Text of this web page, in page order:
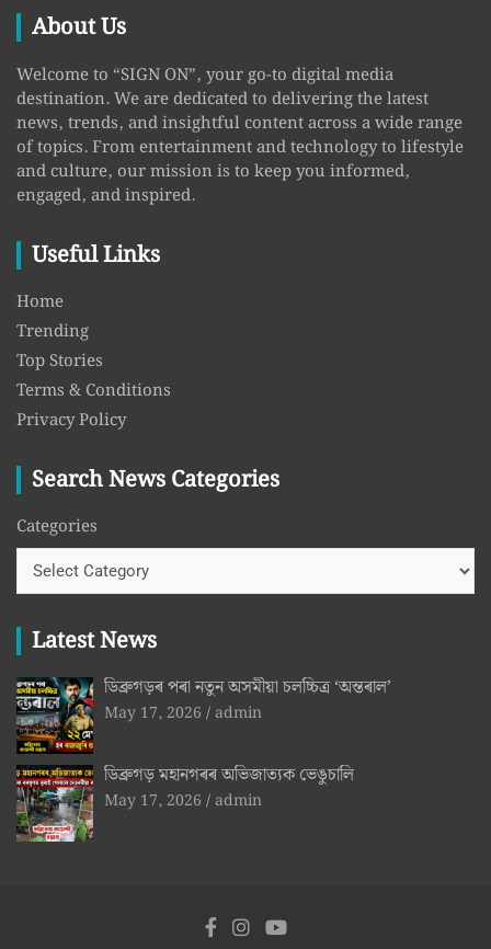
About Us
Welcome to “SIGN ON”, your go-to digital media
destination. We are dedicated to delivering the latest
news, trends, and insightful content across a wide range
of topics. From entertainment and technology to lifestyle
and culture, our mission is to keep you informed,
engaged, and inspired.
Useful Links
Home
Trending
Top Stories
Terms & Conditions
Privacy Policy
Search News Categories
Categories
Latest News
ডিব্ৰুগড়ৰ পৰা নতুন অসমীয়া চলচ্চিত্ৰ ‘অন্তৰাল’
May 17, 2026 admin
ডিব্ৰুগড় মহানগৰৰ অভিজাত্যক ভেঙুচালি
May 17, 2026 admin